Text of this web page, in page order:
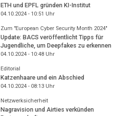
ETH und EPFL gründen KI-Institut
04.10.2024 - 10:51 Uhr
Zum "European Cyber Security Month 2024"
Update: BACS veröffentlicht Tipps für
Jugendliche, um Deepfakes zu erkennen
04.10.2024 - 10:48Uhr
Editorial
Katzenhaare und ein Abschied
04.10.2024 - 08:13Uhr
Netzwerksicherheit
Nagravision und Airties verkünden